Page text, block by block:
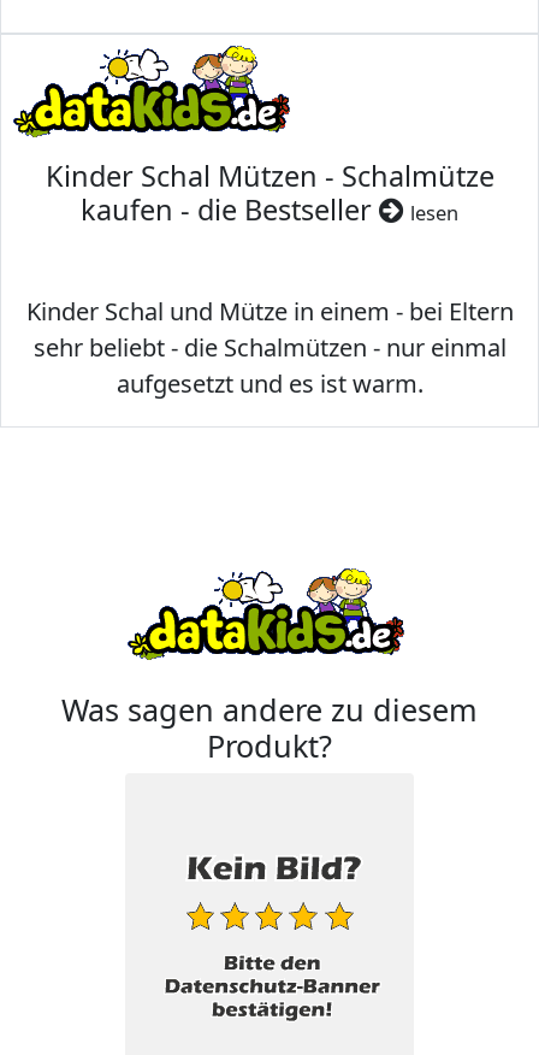
Kinder Schal Mützen - Schalmütze
kaufen - die Bestseller
lesen
Kinder Schal und Mütze in einem - bei Eltern
sehr beliebt - die Schalmützen - nur einmal
aufgesetzt und es ist warm.
Was sagen andere zu diesem
Produkt?